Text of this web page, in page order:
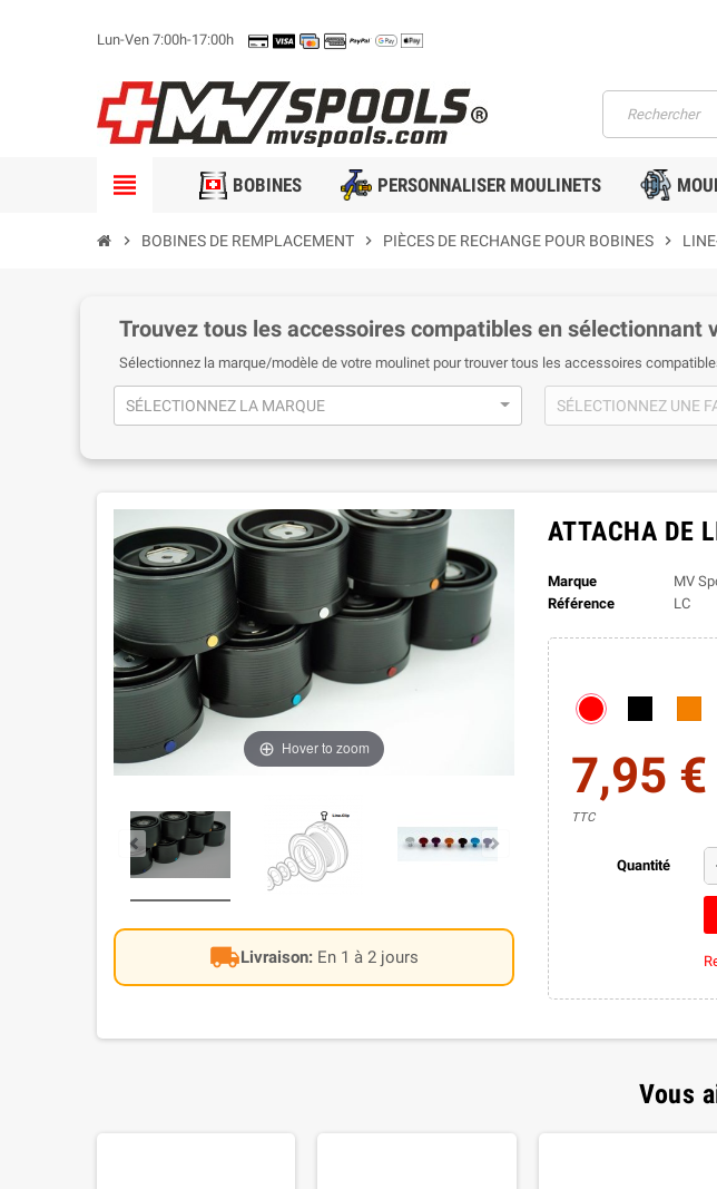
Lun-Ven 7:00h-17:00h
view_headline BOBINES PERSONNALISER MOULINETS
chevron_right BOBINES DE REMPLACEMENT chevron_right PIÈCES DE RECHANGE POUR BOBINES chevron_right
Trouvez tous les accessoires compatibles en sélectionnant
Sélectionnez la marque/modèle de votre moulinet pour trouver tous les accessoires
SÉLECTIONNEZ LA MARQUE SÉLECTIONNEZ UNE
Hover to zoom
local_shippingLivraison: En 1 à 2 jours
ATTACHA DE
Marque
MV
Référence
LC
7,95 €
TTC
Quantité
Vous